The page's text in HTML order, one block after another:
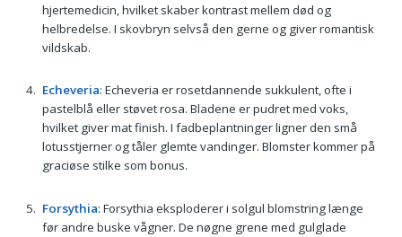
hjertemedicin, hvilket skaber kontrast mellem død og
helbredelse. I skovbryn selvså den gerne og giver romantisk
vildskab.
Echeveria: Echeveria er rosetdannende sukkulent, ofte i
pastelblå eller støvet rosa. Bladene er pudret med voks,
hvilket giver mat finish. I fadbeplantninger ligner den små
lotusstjerner og tåler glemte vandinger. Blomster kommer på
graciøse stilke som bonus.
Forsythia: Forsythia eksploderer i solgul blomstring længe
før andre buske vågner. De nøgne grene med gulglade